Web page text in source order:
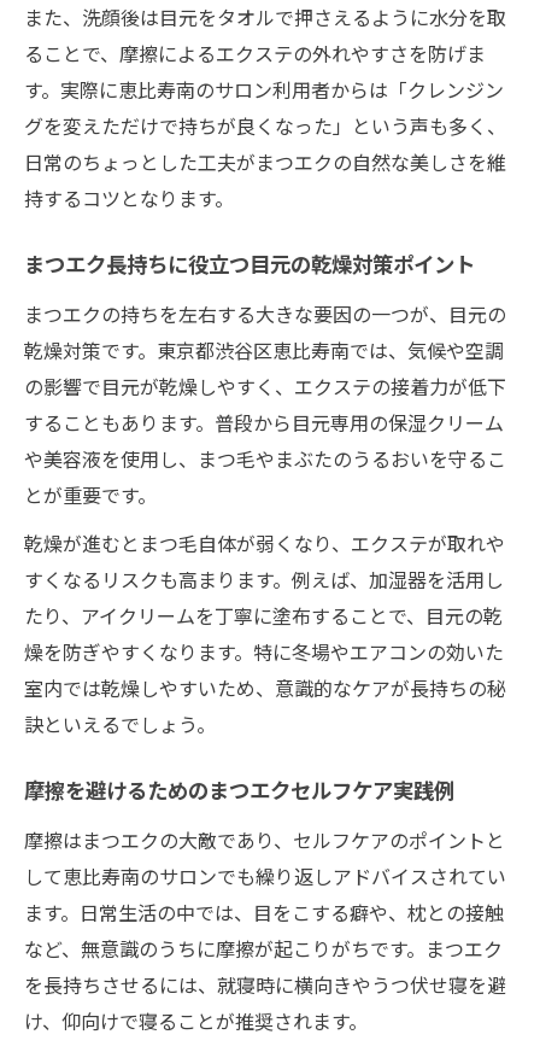
また、洗顔後は目元をタオルで押さえるように水分を取
ることで、摩擦によるエクステの外れやすさを防げま
す。実際に恵比寿南のサロン利用者からは「クレンジン
グを変えただけで持ちが良くなった」という声も多く、
日常のちょっとした工夫がまつエクの自然な美しさを維
持するコツとなります。
まつエク長持ちに役立つ目元の乾燥対策ポイント
まつエクの持ちを左右する大きな要因の一つが、目元の
乾燥対策です。東京都渋谷区恵比寿南では、気候や空調
の影響で目元が乾燥しやすく、エクステの接着力が低下
することもあります。普段から目元専用の保湿クリーム
や美容液を使用し、まつ毛やまぶたのうるおいを守るこ
とが重要です。
乾燥が進むとまつ毛自体が弱くなり、エクステが取れや
すくなるリスクも高まります。例えば、加湿器を活用し
たり、アイクリームを丁寧に塗布することで、目元の乾
燥を防ぎやすくなります。特に冬場やエアコンの効いた
室内では乾燥しやすいため、意識的なケアが長持ちの秘
訣といえるでしょう。
摩擦を避けるためのまつエクセルフケア実践例
摩擦はまつエクの大敵であり、セルフケアのポイントと
して恵比寿南のサロンでも繰り返しアドバイスされてい
ます。日常生活の中では、目をこする癖や、枕との接触
など、無意識のうちに摩擦が起こりがちです。まつエク
を長持ちさせるには、就寝時に横向きやうつ伏せ寝を避
け、仰向けで寝ることが推奨されます。